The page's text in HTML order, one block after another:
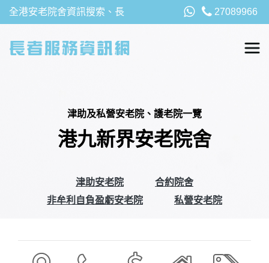
全港安老院舍資訊搜索、長 27089966
津助及私營安老院、護老院一覽
港九新界安老院舍
津助安老院
合約院舍
非牟利自負盈虧安老院
私營安老院